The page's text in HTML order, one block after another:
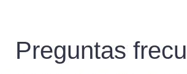
Preguntas